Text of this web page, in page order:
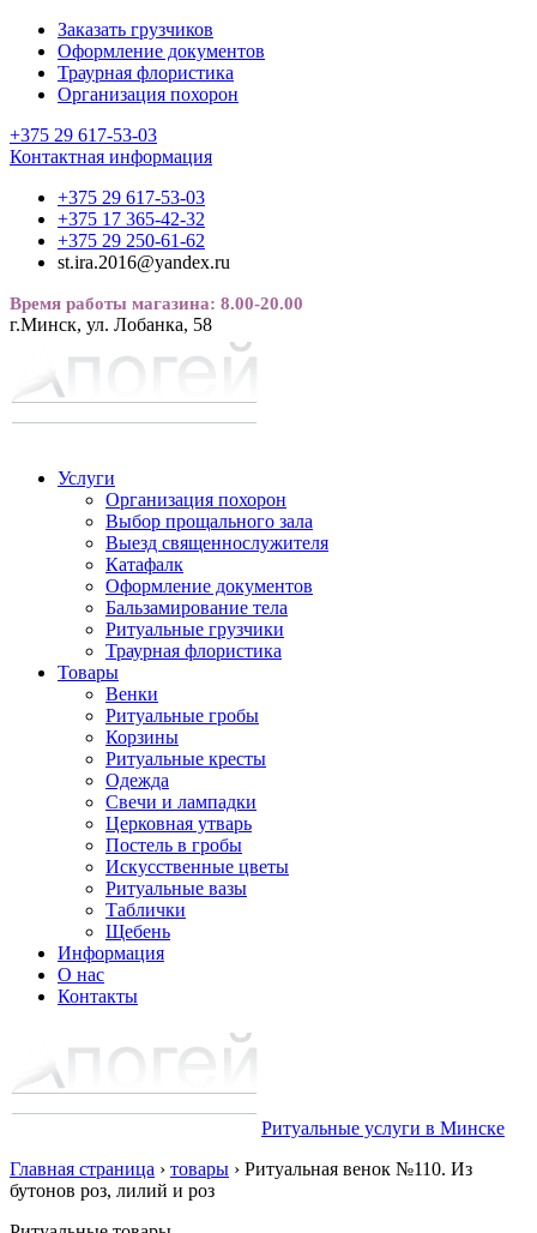
Заказать грузчиков
Оформление документов
Траурная флористика
Организация похорон
+375 29 617-53-03
Контактная информация
+375 29 617-53-03
+375 17 365-42-32
+375 29 250-61-62
st.ira.2016@yandex.ru
Время работы магазина: 8.00-20.00
г.Минск, ул. Лобанка, 58
Услуги
Организация похорон
Выбор прощального зала
Выезд священнослужителя
Катафалк
Оформление документов
Бальзамирование тела
Ритуальные грузчики
Траурная флористика
Товары
Венки
Ритуальные гробы
Корзины
Ритуальные кресты
Одежда
Свечи и лампадки
Церковная утварь
Постель в гробы
Искусственные цветы
Ритуальные вазы
Таблички
Щебень
Информация
О нас
Контакты
Ритуальные услуги в Минске
Главная страница › товары › Ритуальная венок №110. Из
бутонов роз, лилий и роз